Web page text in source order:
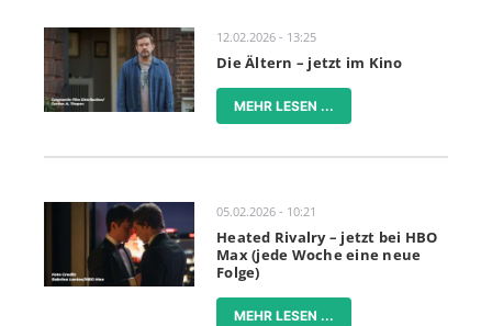
12.02.2026 - 13:25
Die Ältern – jetzt im Kino
MEHR LESEN ...
05.02.2026 - 10:21
Heated Rivalry – jetzt bei HBO
Max (jede Woche eine neue
Folge)
MEHR LESEN ...